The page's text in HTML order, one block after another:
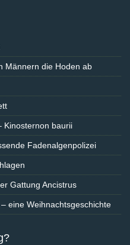
Männern die Hoden ab
Kinosternon baurii
Fadenalgenpolizei
Gattung Ancistrus
eine Weihnachtsgeschichte